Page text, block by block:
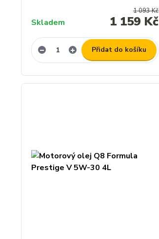
1 093 Kč
1 159 Kč
Skladem
Přidat do košíku